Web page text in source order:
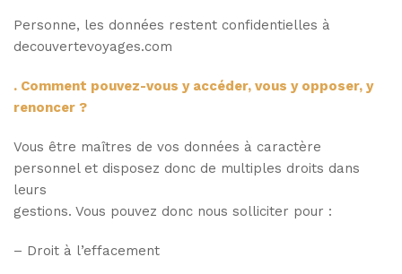
Personne, les données restent confidentielles à
decouvertevoyages.com
. Comment pouvez-vous y accéder, vous y opposer, y
renoncer ?
Vous être maîtres de vos données à caractère
personnel et disposez donc de multiples droits dans
leurs
gestions. Vous pouvez donc nous solliciter pour :
– Droit à l’effacement